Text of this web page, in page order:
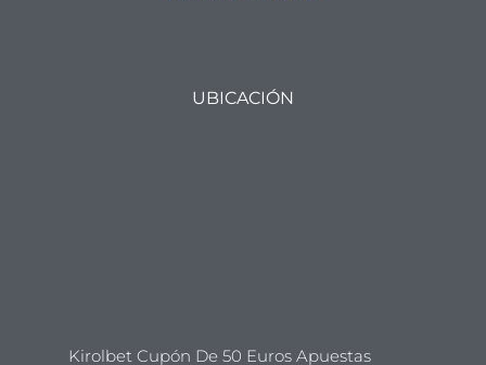
UBICACIÓN
Kirolbet Cupón De 50 Euros Apuestas